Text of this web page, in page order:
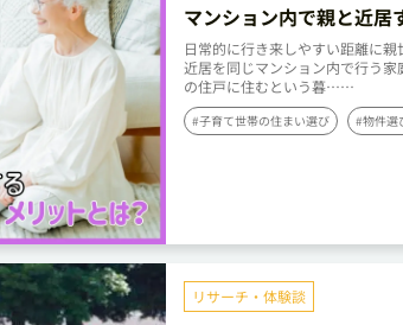
マンション内で親と近居
リットとは？
日常的に行き来しやすい距離に
近居を同じマンション内で行う
の住戸に住むという暮……
#子育て世帯の住まい選び #物件選
リサーチ・体験談